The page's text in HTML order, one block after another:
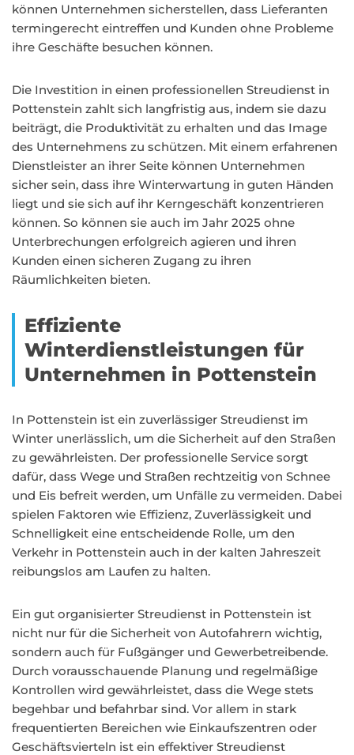
können Unternehmen sicherstellen, dass Lieferanten
termingerecht eintreffen und Kunden ohne Probleme
ihre Geschäfte besuchen können.
Die Investition in einen professionellen Streudienst in
Pottenstein zahlt sich langfristig aus, indem sie dazu
beiträgt, die Produktivität zu erhalten und das Image
des Unternehmens zu schützen. Mit einem erfahrenen
Dienstleister an ihrer Seite können Unternehmen
sicher sein, dass ihre Winterwartung in guten Händen
liegt und sie sich auf ihr Kerngeschäft konzentrieren
können. So können sie auch im Jahr 2025 ohne
Unterbrechungen erfolgreich agieren und ihren
Kunden einen sicheren Zugang zu ihren
Räumlichkeiten bieten.
Effiziente
Winterdienstleistungen für
Unternehmen in Pottenstein
In Pottenstein ist ein zuverlässiger Streudienst im
Winter unerlässlich, um die Sicherheit auf den Straßen
zu gewährleisten. Der professionelle Service sorgt
dafür, dass Wege und Straßen rechtzeitig von Schnee
und Eis befreit werden, um Unfälle zu vermeiden. Dabei
spielen Faktoren wie Effizienz, Zuverlässigkeit und
Schnelligkeit eine entscheidende Rolle, um den
Verkehr in Pottenstein auch in der kalten Jahreszeit
reibungslos am Laufen zu halten.
Ein gut organisierter Streudienst in Pottenstein ist
nicht nur für die Sicherheit von Autofahrern wichtig,
sondern auch für Fußgänger und Gewerbetreibende.
Durch vorausschauende Planung und regelmäßige
Kontrollen wird gewährleistet, dass die Wege stets
begehbar und befahrbar sind. Vor allem in stark
frequentierten Bereichen wie Einkaufszentren oder
Geschäftsvierteln ist ein effektiver Streudienst